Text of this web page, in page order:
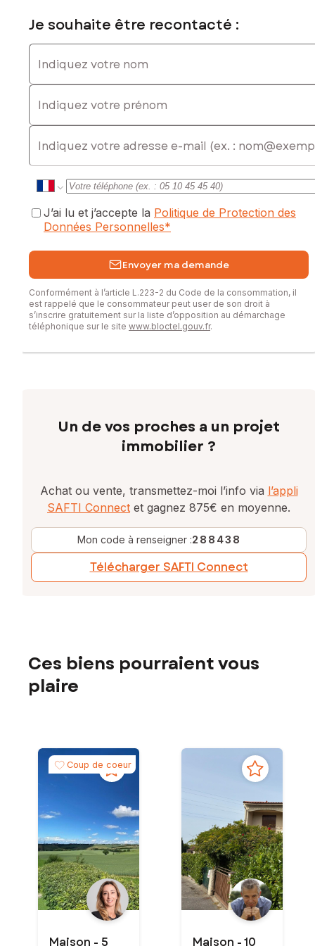
Je souhaite être recontacté :
Indiquez votre nom
Indiquez votre prénom
E-mail
J’ai lu et j’accepte la Politique de Protection des
Données Personnelles*
Envoyer ma demande
Conformément à l’article L.223-2 du Code de la consommation, il
est rappelé que le consommateur peut user de son droit à
s’inscrire gratuitement sur la liste d’opposition au démarchage
téléphonique sur le site www.bloctel.gouv.fr.
Un de vos proches a un projet
immobilier ?
Achat ou vente, transmettez-moi l’info via l’appli
SAFTI Connect et gagnez 875€ en moyenne.
Mon code à renseigner :288438
Télécharger SAFTI Connect
Ces biens pourraient vous
plaire
Coup de coeur
Maison - 5 Maison - 10